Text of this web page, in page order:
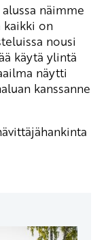
näimme
kaikki on
nousi
käytä ylintä
näytti
kanssanne